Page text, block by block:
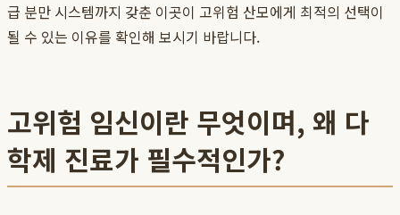
급 분만 시스템까지 갖춘 이곳이 고위험 산모에게 최적의 선택이
될 수 있는 이유를 확인해 보시기 바랍니다.
고위험 임신이란 무엇이며, 왜 다
학제 진료가 필수적인가?